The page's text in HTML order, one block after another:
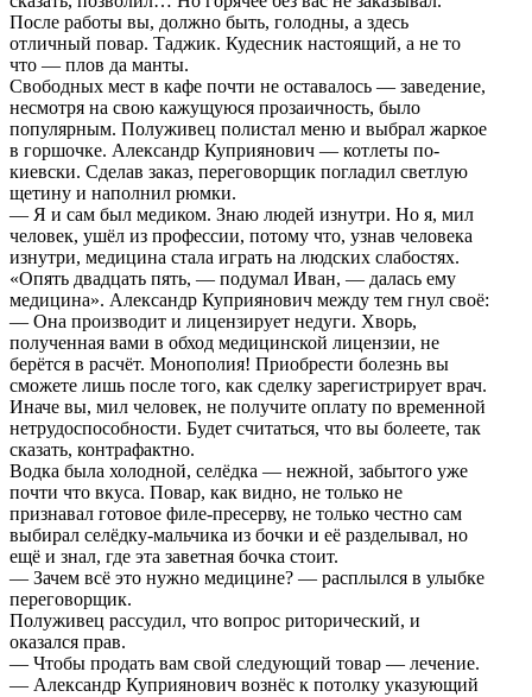
После работы вы, должно быть, голодны, а здесь
отличный повар. Таджик. Кудесник настоящий, а не то
что — плов да манты.
Свободных мест в кафе почти не оставалось — заведение,
несмотря на свою кажущуюся прозаичность, было
популярным. Полуживец полистал меню и выбрал жаркое
в горшочке. Александр Куприянович — котлеты по-
киевски. Сделав заказ, переговорщик погладил светлую
щетину и наполнил рюмки.
— Я и сам был медиком. Знаю людей изнутри. Но я, мил
человек, ушёл из профессии, потому что, узнав человека
изнутри, медицина стала играть на людских слабостях.
«Опять двадцать пять, — подумал Иван, — далась ему
медицина». Александр Куприянович между тем гнул своё:
— Она производит и лицензирует недуги. Хворь,
полученная вами в обход медицинской лицензии, не
берётся в расчёт. Монополия! Приобрести болезнь вы
сможете лишь после того, как сделку зарегистрирует врач.
Иначе вы, мил человек, не получите оплату по временной
нетрудоспособности. Будет считаться, что вы болеете, так
сказать, контрафактно.
Водка была холодной, селёдка — нежной, забытого уже
почти что вкуса. Повар, как видно, не только не
признавал готовое филе-пресерву, не только честно сам
выбирал селёдку-мальчика из бочки и её разделывал, но
ещё и знал, где эта заветная бочка стоит.
— Зачем всё это нужно медицине? — расплылся в улыбке
переговорщик.
Полуживец рассудил, что вопрос риторический, и
оказался прав.
— Чтобы продать вам свой следующий товар — лечение.
— Александр Куприянович вознёс к потолку указующий